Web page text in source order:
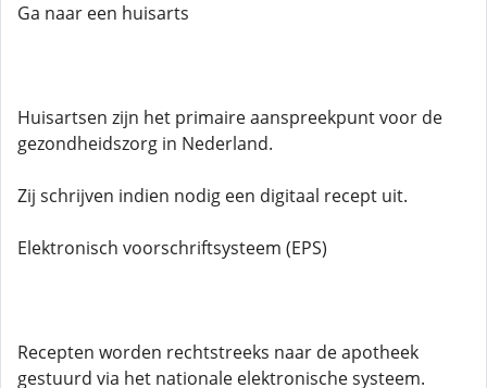
Ga naar een huisarts
Huisartsen zijn het primaire aanspreekpunt voor de
gezondheidszorg in Nederland.
Zij schrijven indien nodig een digitaal recept uit.
Elektronisch voorschriftsysteem (EPS)
Recepten worden rechtstreeks naar de apotheek
gestuurd via het nationale elektronische systeem.